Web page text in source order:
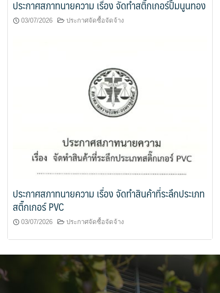
ประกาศสภาทนายความ เรื่อง จัดทำสติ๊กเกอร์ปั๊มนูนทอง
03/07/2026 ประกาศจัดซื้อจัดจ้าง
ประกาศสภาทนายความ เรื่อง จัดทำสินค้าที่ระลึกประเภท
สติ๊กเกอร์ PVC
03/07/2026 ประกาศจัดซื้อจัดจ้าง